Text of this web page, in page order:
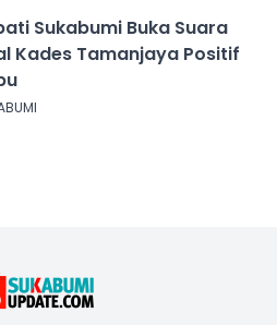
Sukabumi Buka Suara
Kades Tamanjaya Positif